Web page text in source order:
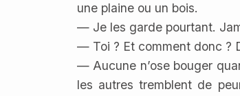
une plaine ou un bois.
— Je les garde pourtant.
— Toi ? Et comment donc ?
— Aucune n’ose bouger
les autres tremblent de